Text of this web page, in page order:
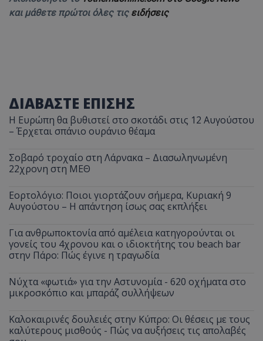
και μάθετε πρώτοι όλες τις ειδήσεις
ΔΙΑΒΑΣΤΕ ΕΠΙΣΗΣ
Η Ευρώπη θα βυθιστεί στο σκοτάδι στις 12 Αυγούστου
– Έρχεται σπάνιο ουράνιο θέαμα
Σοβαρό τροχαίο στη Λάρνακα – Διασωληνωμένη
22χρονη στη ΜΕΘ
Εορτολόγιο: Ποιοι γιορτάζουν σήμερα, Κυριακή 9
Αυγούστου – Η απάντηση ίσως σας εκπλήξει
Για ανθρωποκτονία από αμέλεια κατηγορούνται οι
γονείς του 4χρονου και ο ιδιοκτήτης του beach bar
στην Πάρο: Πώς έγινε η τραγωδία
Νύχτα «φωτιά» για την Αστυνομία - 620 οχήματα στο
μικροσκόπιο και μπαράζ συλλήψεων
Καλοκαιρινές δουλειές στην Κύπρο: Οι θέσεις με τους
καλύτερους μισθούς - Πώς να αυξήσεις τις απολαβές